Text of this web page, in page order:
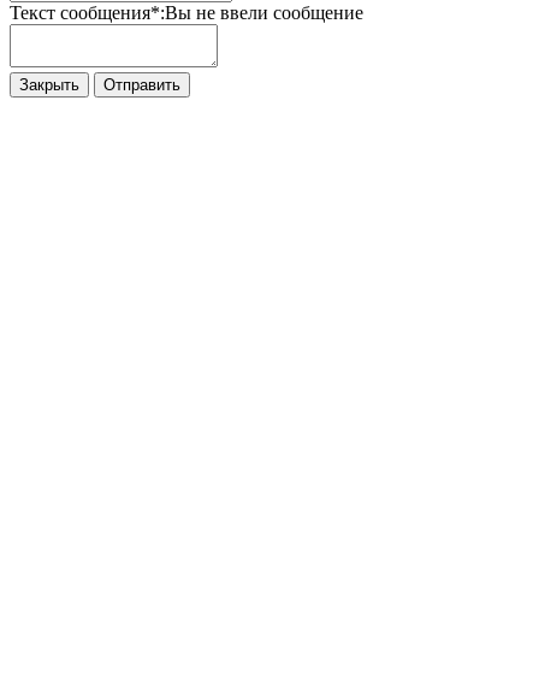
Текст сообщения*:Вы не ввели сообщение
Закрыть Отправить